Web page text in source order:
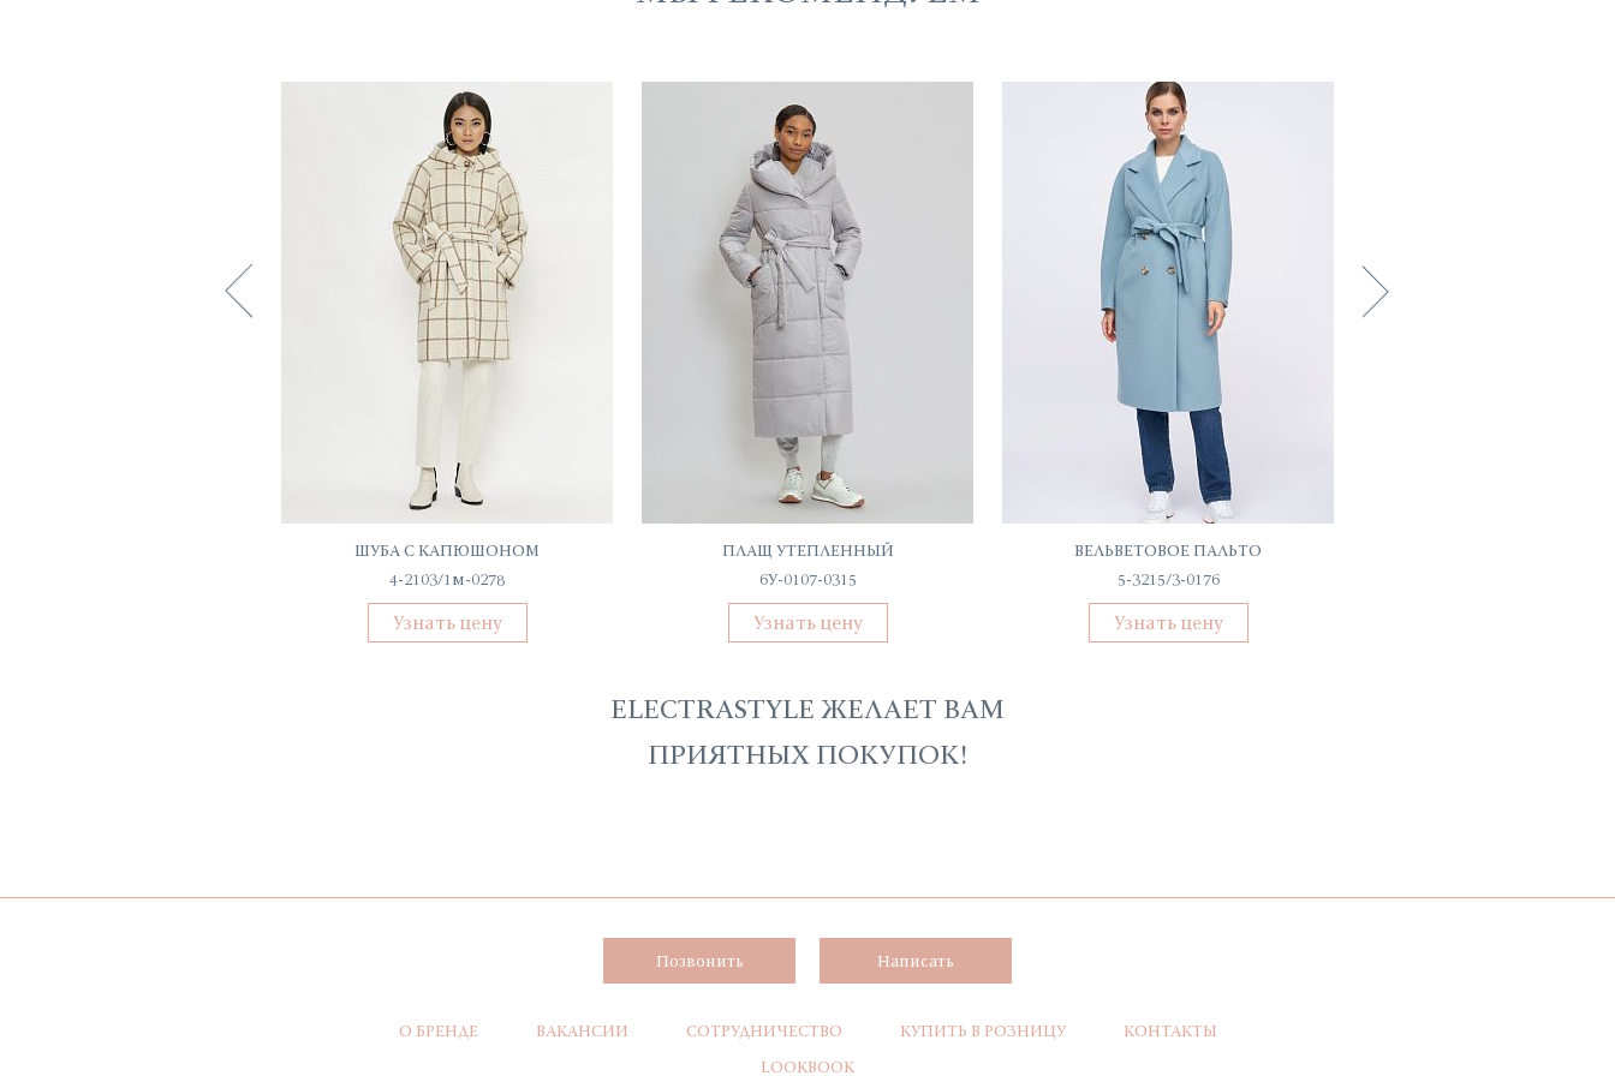
ШУБА С КАПЮШОНОМ
4-2103/1м-0278
Узнать цену
ПЛАЩ УТЕПЛЕННЫЙ
6У-0107-0315
Узнать цену
ВЕЛЬВЕТОВОЕ ПАЛЬТО
5-3215/3-0176
Узнать цену
ELECTRASTYLE ЖЕЛАЕТ ВАМ
ПРИЯТНЫХ ПОКУПОК!
Позвонить Написать
О БРЕНДЕ ВАКАНСИИ СОТРУДНИЧЕСТВО КУПИТЬ В РОЗНИЦУ
КОНТАКТЫ
LOOKBOOK